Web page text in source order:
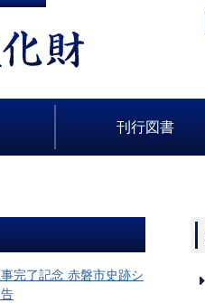
刊行図書
完了記念 赤磐市史跡シ